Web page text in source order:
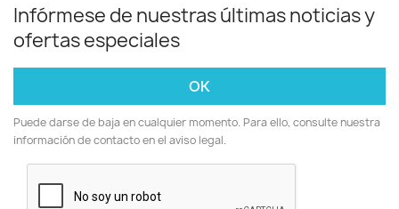
Infórmese de nuestras últimas noticias y
ofertas especiales
Puede darse de baja en cualquier momento. Para ello, consulte nuestra
información de contacto en el aviso legal.